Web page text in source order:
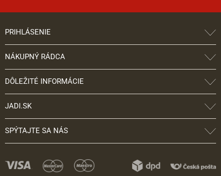
PRIHLÁSENIE
NÁKUPNÝ RÁDCA
DÔLEŽITÉ INFORMÁCIE
JADI.SK
SPÝTAJTE SA NÁS